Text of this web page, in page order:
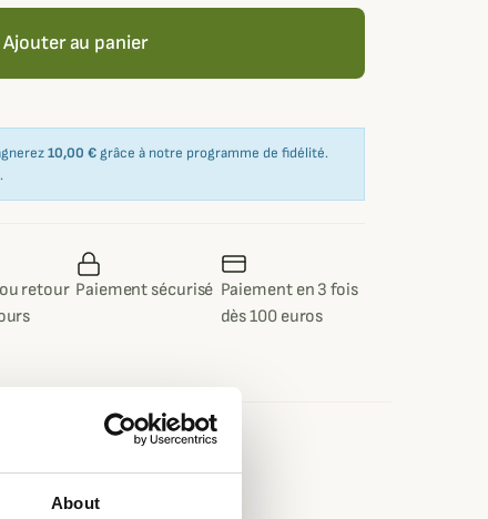
About
Ajouter au panier
10,00 € grâce à notre programme de fidélité.
.
retour Paiement sécurisé Paiement en 3 fois
dès 100 euros
2 couches